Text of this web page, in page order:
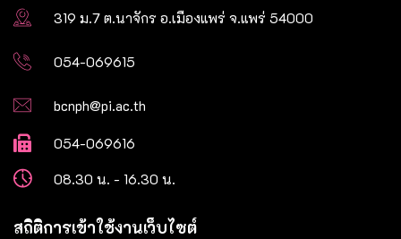
319 ม.7 ต.นาจักร อ.เมืองแพร่ จ.แพร่ 54000
054-069615
bcnph@pi.ac.th
054-069616
08.30 น. - 16.30 น.
สถิติการเข้าใช้งานเว็บไซต์